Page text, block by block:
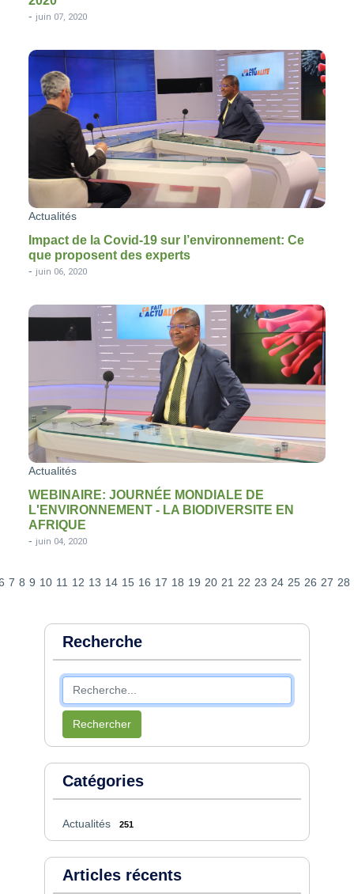
- juin 07, 2020
Actualités
Impact de la Covid-19 sur l’environnement: Ce
que proposent des experts
- juin 06, 2020
Actualités
WEBINAIRE: JOURNÉE MONDIALE DE
L'ENVIRONNEMENT - LA BIODIVERSITE EN
AFRIQUE
- juin 04, 2020
7 8 9 10 11 12 13 14 15 16 17 18 19 20 21 22 23 24 25 26 27 28
Recherche
Rechercher
Catégories
Actualités 251
Articles récents